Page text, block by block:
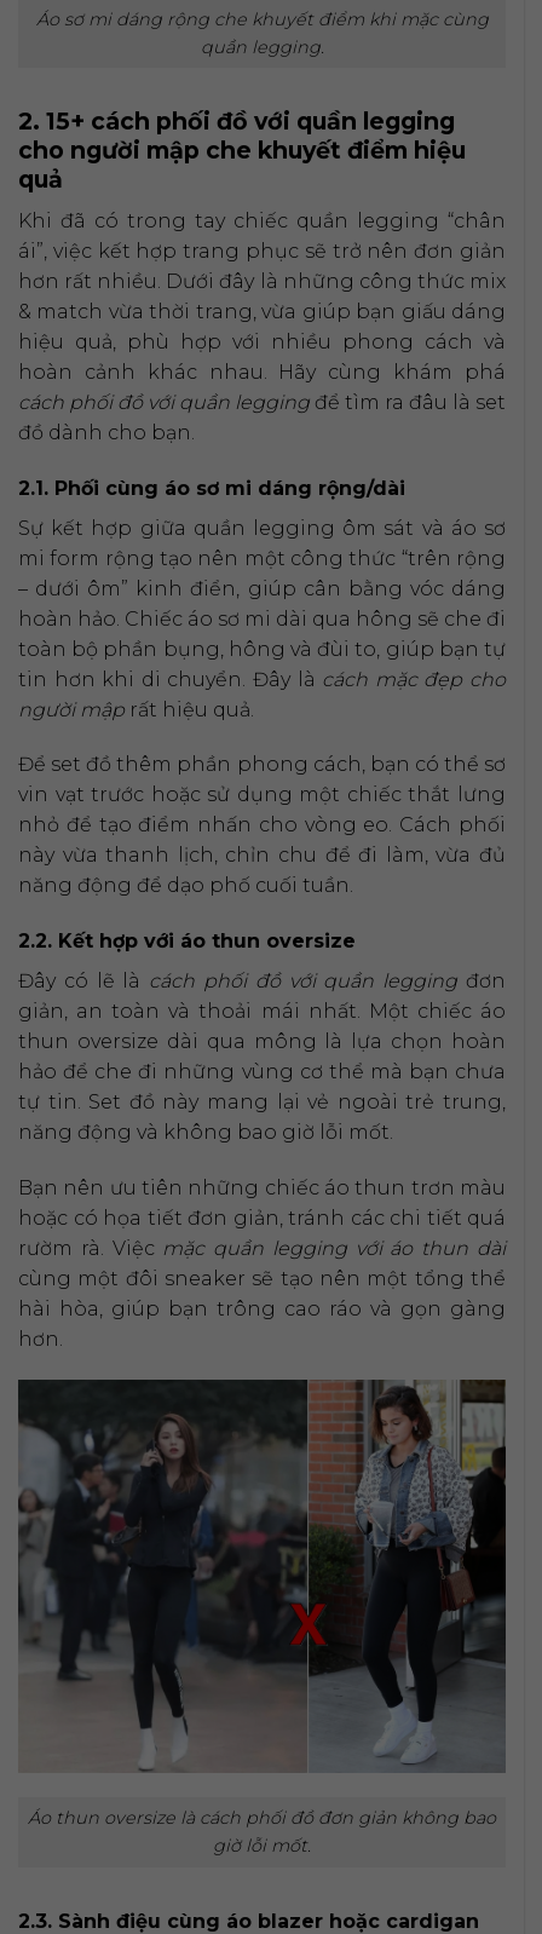
Áo sơ mi dáng rộng che khuyết điểm khi mặc cùng
quần legging.
2. 15+ cách phối đồ với quần legging
cho người mập che khuyết điểm hiệu
quả
Khi đã có trong tay chiếc quần legging “chân
ái”, việc kết hợp trang phục sẽ trở nên đơn giản
hơn rất nhiều. Dưới đây là những công thức mix
& match vừa thời trang, vừa giúp bạn giấu dáng
hiệu quả, phù hợp với nhiều phong cách và
hoàn cảnh khác nhau. Hãy cùng khám phá
cách phối đồ với quần legging để tìm ra đâu là set
đồ dành cho bạn.
2.1. Phối cùng áo sơ mi dáng rộng/dài
Sự kết hợp giữa quần legging ôm sát và áo sơ
mi form rộng tạo nên một công thức “trên rộng
– dưới ôm” kinh điển, giúp cân bằng vóc dáng
hoàn hảo. Chiếc áo sơ mi dài qua hông sẽ che đi
toàn bộ phần bụng, hông và đùi to, giúp bạn tự
tin hơn khi di chuyển. Đây là cách mặc đẹp cho
người mập rất hiệu quả.
Để set đồ thêm phần phong cách, bạn có thể sơ
vin vạt trước hoặc sử dụng một chiếc thắt lưng
nhỏ để tạo điểm nhấn cho vòng eo. Cách phối
này vừa thanh lịch, chỉn chu để đi làm, vừa đủ
năng động để dạo phố cuối tuần.
2.2. Kết hợp với áo thun oversize
Đây có lẽ là cách phối đồ với quần legging đơn
giản, an toàn và thoải mái nhất. Một chiếc áo
thun oversize dài qua mông là lựa chọn hoàn
hảo để che đi những vùng cơ thể mà bạn chưa
tự tin. Set đồ này mang lại vẻ ngoài trẻ trung,
năng động và không bao giờ lỗi mốt.
Bạn nên ưu tiên những chiếc áo thun trơn màu
hoặc có họa tiết đơn giản, tránh các chi tiết quá
rườm rà. Việc mặc quần legging với áo thun dài
cùng một đôi sneaker sẽ tạo nên một tổng thể
hài hòa, giúp bạn trông cao ráo và gọn gàng
hơn.
Áo thun oversize là cách phối đồ đơn giản không bao
giờ lỗi mốt.
2.3. Sành điệu cùng áo blazer hoặc cardigan